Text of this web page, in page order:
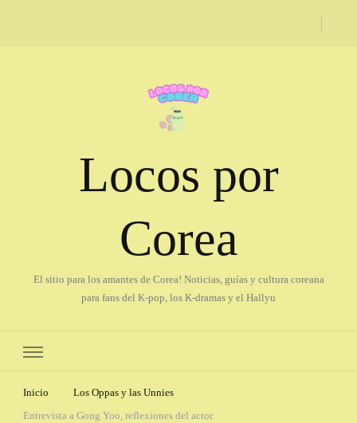
Locos por
Corea
El sitio para los amantes de Corea! Noticias, guías y cultura coreana
para fans del K-pop, los K-dramas y el Hallyu
Inicio
Los Oppas y las Unnies
Entrevista a Gong Yoo, reflexiones del actor